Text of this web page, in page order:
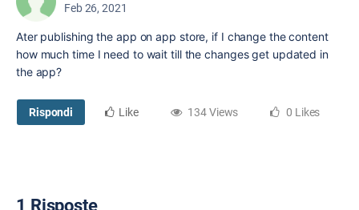
Feb 26, 2021
Ater publishing the app on app store, if I change the content
how much time I need to wait till the changes get updated in
the app?
Rispondi Like 134 Views 0 Likes
1 Risposte